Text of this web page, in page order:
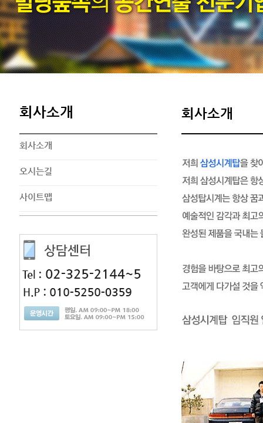
회사소개
회사소개
오시는길
사이트맵
회사소개